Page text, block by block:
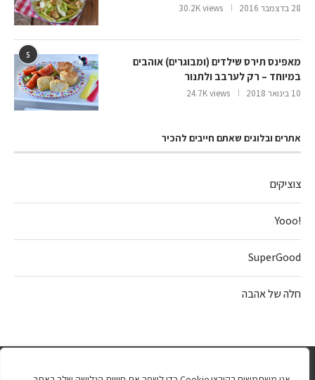
28 בדצמבר 2016 30.2K views
5
מאפינס תירס שילדים (ומבוגרים) אוהבים
במיוחד – רק לערבב ולתנור
10 בינואר 2018 24.7K views
אתרים ובלוגים שאתם חייבים להכיר
צוציקים
!Yooo
SuperGood
חלה של אהבה